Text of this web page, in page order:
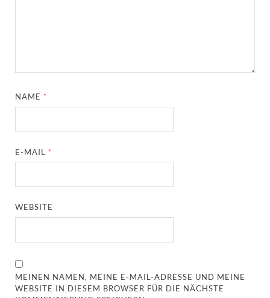
NAME *
E-MAIL *
WEBSITE
MEINEN NAMEN, MEINE E-MAIL-ADRESSE UND MEINE
WEBSITE IN DIESEM BROWSER FÜR DIE NÄCHSTE